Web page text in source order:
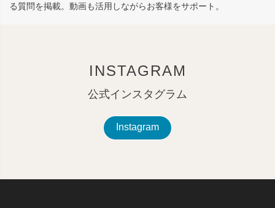
る質問を掲載。動画も活用しながらお客様をサポート。
INSTAGRAM
公式インスタグラム
Instagram